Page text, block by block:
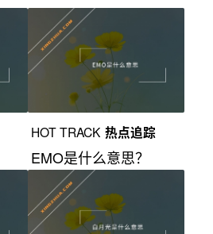
HOT TRACK 热点追踪
EMO是什么意思？